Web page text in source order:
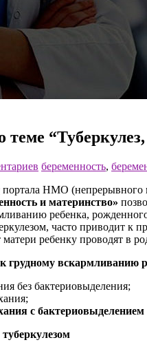
беременность,
портала НМО (непрерывного
и материнство»
ребенка,
часто приводит
ребенку проводят в
вскармливанию
без бактериовыделения;
с бактериовыделением